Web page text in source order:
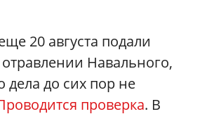
20 августа подали
Навального,
дела до сих пор не
проверка. В